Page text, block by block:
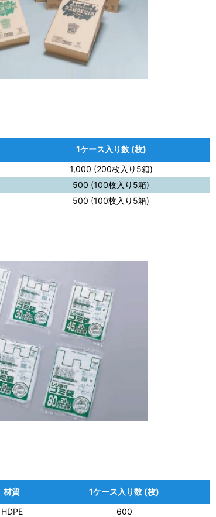
1ケース入り数 (枚)
1,000 (200枚入り5箱)
500 (100枚入り5箱)
500 (100枚入り5箱)
材質
1ケース入り数 (枚)
HDPE 600